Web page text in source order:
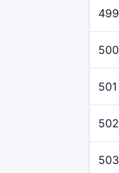
499
500
501
502
503